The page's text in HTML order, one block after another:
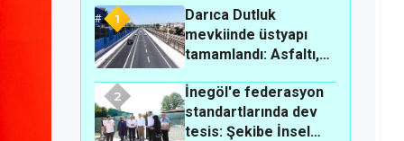
1
Darıca Dutluk
mevkiinde üstyapı
tamamlandı: Asfaltı,
aydınlatmasıyla
yenilendi!
2
İnegöl'e federasyon
standartlarında dev
tesis: Şekibe İnsel